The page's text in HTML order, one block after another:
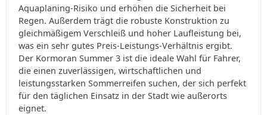
Aquaplaning-Risiko und erhöhen die Sicherheit bei
Regen. Außerdem trägt die robuste Konstruktion zu
gleichmäßigem Verschleiß und hoher Laufleistung bei,
was ein sehr gutes Preis-Leistungs-Verhältnis ergibt.
Der Kormoran Summer 3 ist die ideale Wahl für Fahrer,
die einen zuverlässigen, wirtschaftlichen und
leistungsstarken Sommerreifen suchen, der sich perfekt
für den täglichen Einsatz in der Stadt wie außerorts
eignet.